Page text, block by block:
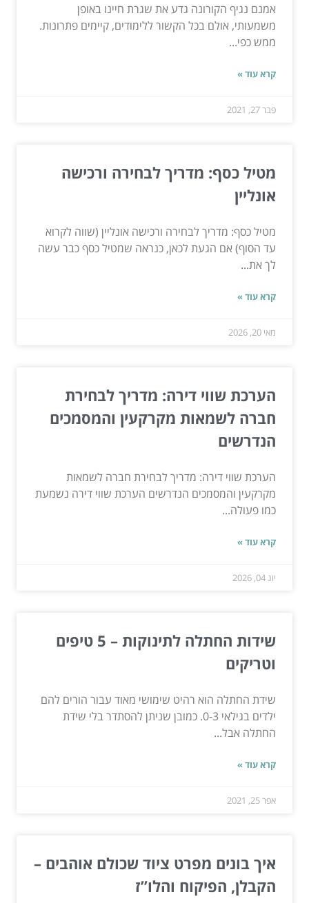
אמנם נגיף הקורונה גדע את שגרת חיינו באופן
משמעותי, אולם בכל הקשור ללימודים, קיימים פתרונות.
ממש כפי...
קרא עוד »
פבר 27, 2021
מטיל כסף: מדריך לבחירה ורכישה
אונליין
מטיל כסף: מדריך לבחירה ורכישה אונליין (שווה לקרוא
עד הסוף) אם הגעת לכאן, כנראה שמטיל כסף כבר עשה
לך את...
קרא עוד »
מאי 20, 2026
הערכת שווי דירה: מדריך לבחירת
חברה לשמאות מקרקעין והמסמכים
הנדרשים
הערכת שווי דירה: מדריך לבחירת חברה לשמאות
מקרקעין והמסמכים הנדרשים הערכת שווי דירה נשמעת
כמו פעולה...
קרא עוד »
יונ 04, 2026
שידות החתלה לתינוקות – 5 טיפים
וטריקים
שידת החתלה הוא רהיט שימושי מאוד עבור הורים להם
ילדים בגילאי 0-3. כמובן שניתן להסתדר בלי שידת
החתלה אבל...
קרא עוד »
אפר 25, 2021
איך בונים מפרט ציוד שכולם אוהבים –
הקבלן, הפיקוח והלו”ז